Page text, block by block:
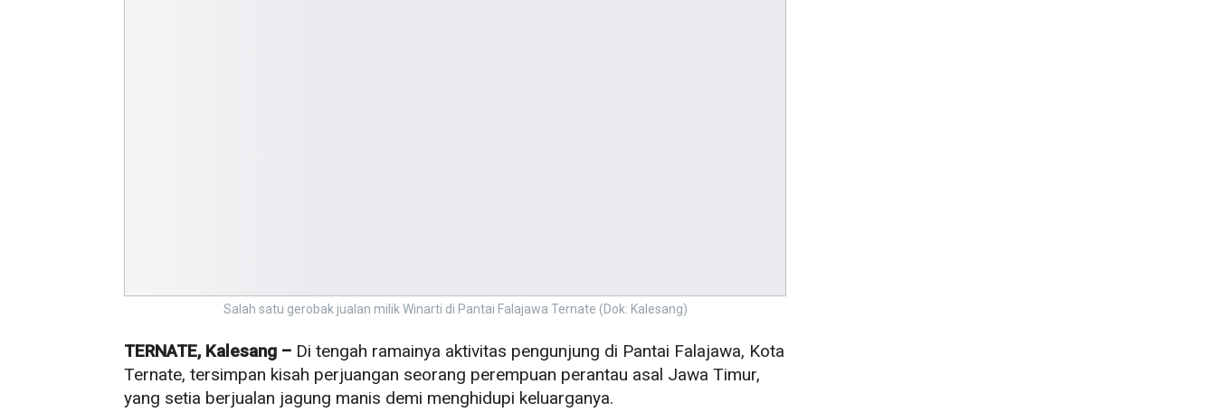
Salah satu gerobak jualan milik Winarti di Pantai Falajawa Ternate (Dok: Kalesang)
TERNATE, Kalesang – Di tengah ramainya aktivitas pengunjung di Pantai Falajawa, Kota
Ternate, tersimpan kisah perjuangan seorang perempuan perantau asal Jawa Timur,
yang setia berjualan jagung manis demi menghidupi keluarganya.